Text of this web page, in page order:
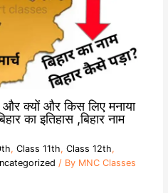
और क्यों और किस लिए मनाया
का इतिहास ,बिहार नाम
, Class 11th, Class 12th,
/ By MNC Classes